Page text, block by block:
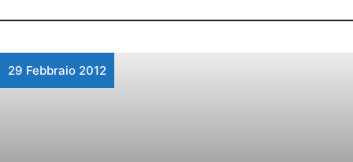
29 Febbraio 2012